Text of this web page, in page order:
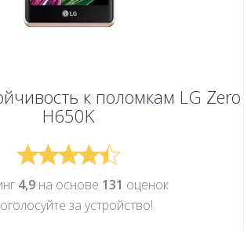
к поломкам LG Zero
H650K
4,9на основе 131 оценок
за устройcтво!